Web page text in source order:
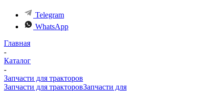
Telegram
WhatsApp
Главная
-
Каталог
-
Запчасти для тракторов
Запчасти для тракторовЗапчасти для